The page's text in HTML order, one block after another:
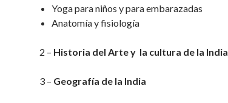
Yoga para niños y para embarazadas
Anatomía y fisiología
2 – Historia del Arte y la cultura de la India
3 – Geografía de la India